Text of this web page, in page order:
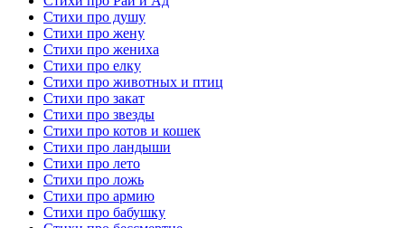
Стихи про душу
Стихи про жену
Стихи про жениха
Стихи про елку
Стихи про животных и птиц
Стихи про закат
Стихи про звезды
Стихи про котов и кошек
Стихи про ландыши
Стихи про лето
Стихи про ложь
Стихи про армию
Стихи про бабушку